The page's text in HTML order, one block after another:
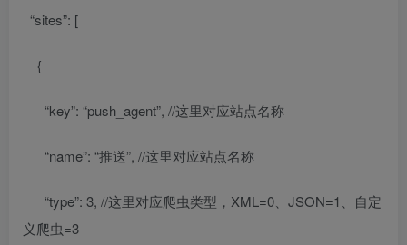
“sites”: [
{
“key”: “push_agent”, //这里对应站点名称
“name”: “推送”, //这里对应站点名称
“type”: 3, //这里对应爬虫类型，XML=0、JSON=1、自定
义爬虫=3